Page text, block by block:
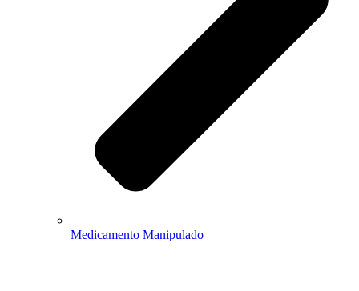
Medicamento Manipulado